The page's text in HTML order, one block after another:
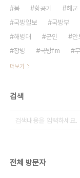
붐
항공기 해군
국방일보
국방부
해병대
군인 안
장병
국방fm
더보기
검색
전체 방문자